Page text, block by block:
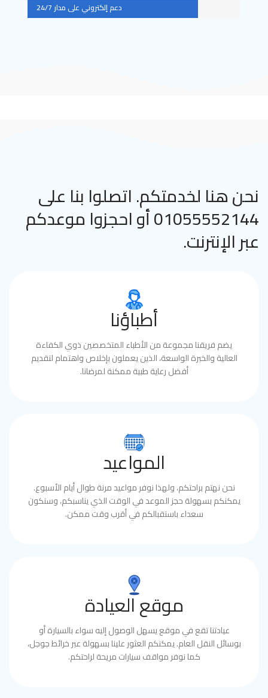
دعم إلكتروني على مدار 24/7
نحن هنا لخدمتكم. اتصلوا بنا على
01055552144 أو احجزوا موعدكم
عبر الإنترنت.
أطباؤنا
يضم فريقنا مجموعة من الأطباء المتخصصين ذوي الكفاءة
العالية والخبرة الواسعة، الذين يعملون بإخلاص واهتمام لتقديم
أفضل رعاية طبية ممكنة لمرضانا.
المواعيد
نحن نهتم براحتكم، ولهذا نوفر مواعيد مرنة طوال أيام الأسبوع.
يمكنكم بسهولة حجز الموعد في الوقت الذي يناسبكم، وسنكون
سعداء باستقبالكم في أقرب وقت ممكن.
موقع العيادة
عيادتنا تقع في موقع يسهل الوصول إليه سواء بالسيارة أو
بوسائل النقل العام. يمكنكم العثور علينا بسهولة عبر خرائط جوجل،
كما نوفر مواقف سيارات مريحة لراحتكم.